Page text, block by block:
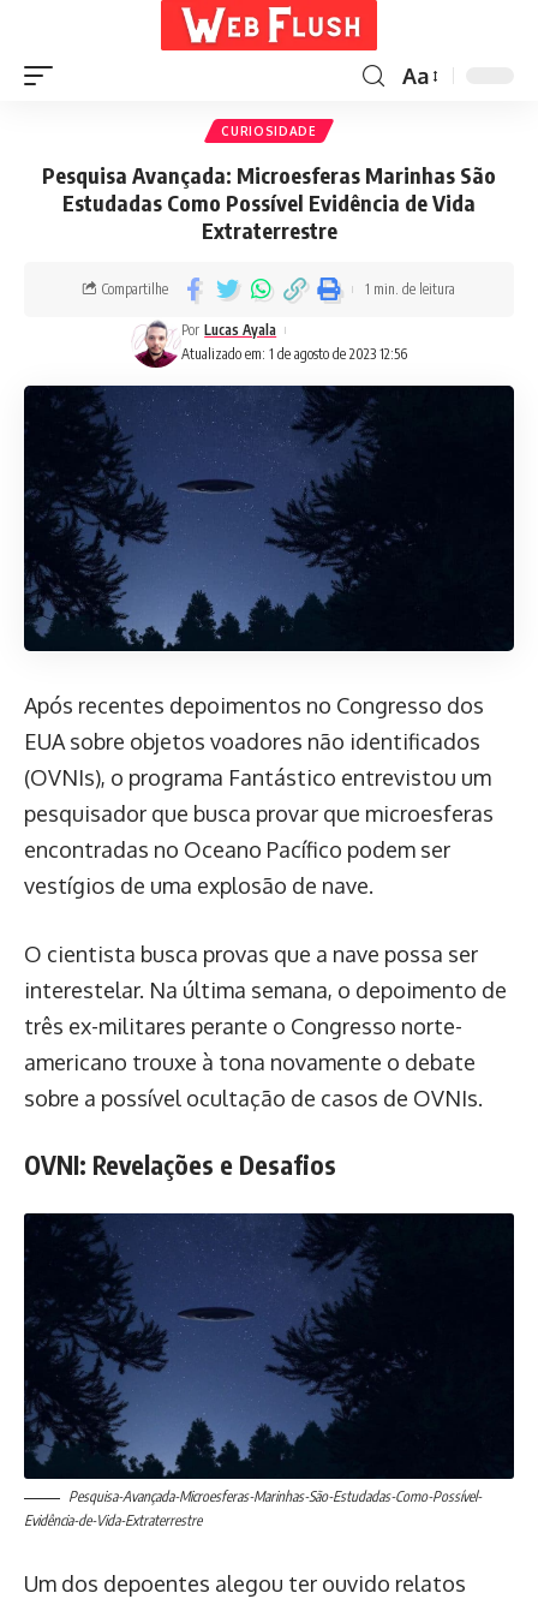
Aa
CURIOSIDADE
Pesquisa Avançada: Microesferas Marinhas São
Estudadas Como Possível Evidência de Vida
Extraterrestre
Atualizado em: 1 de agosto de 2023 12:56
Por Lucas Ayala
Compartilhe 1 min. de leitura
Após recentes depoimentos no Congresso dos
EUA sobre objetos voadores não identificados
(OVNIs), o programa Fantástico entrevistou um
pesquisador que busca provar que microesferas
encontradas no Oceano Pacífico podem ser
vestígios de uma explosão de nave.
O cientista busca provas que a nave possa ser
interestelar. Na última semana, o depoimento de
três ex-militares perante o Congresso norte-
americano trouxe à tona novamente o debate
sobre a possível ocultação de casos de OVNIs.
OVNI: Revelações e Desafios
Pesquisa-Avançada-Microesferas-Marinhas-São-Estudadas-Como-Possível-
Evidência-de-Vida-Extraterrestre
Um dos depoentes alegou ter ouvido relatos